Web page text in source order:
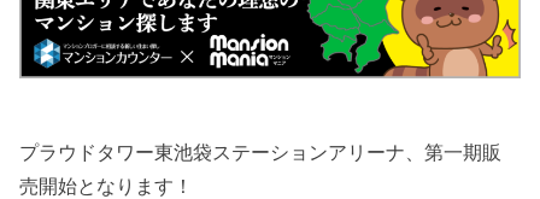
プラウドタワー東池袋ステーションアリーナ、第一期販
売開始となります！